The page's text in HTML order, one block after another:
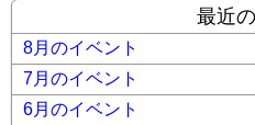
最近
8月のイベント
7月のイベント
6月のイベント